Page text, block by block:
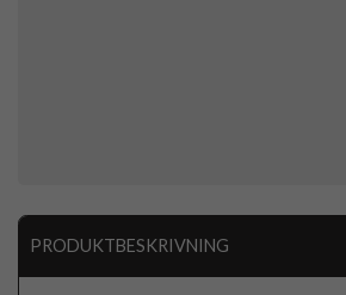
PRODUKTBESKRIVNING